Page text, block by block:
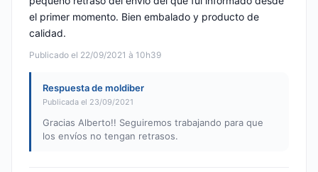
Publicado el 22/09/2021 à 10h39
el primer momento. Bien embalado y producto de
calidad.
Respuesta de moldiber
Publicada el 23/09/2021
Gracias Alberto!! Seguiremos trabajando para que
los envíos no tengan retrasos.